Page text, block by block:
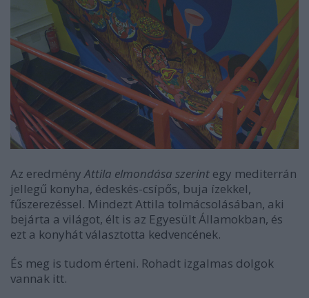
Az eredményAttila elmondása szerint egy mediterrán
jellegű konyha, édeskés-csípős, buja ízekkel,
fűszerezéssel. Mindezt Attila tolmácsolásában, aki
bejárta a világot, élt is az Egyesült Államokban, és
ezt a konyhát választotta kedvencének.
És meg is tudom érteni. Rohadt izgalmas dolgok
vannak itt.